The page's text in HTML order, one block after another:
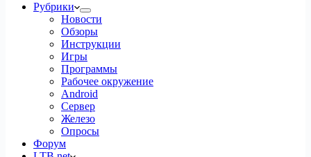
Рубрики
Новости
Обзоры
Инструкции
Игры
Программы
Рабочее окружение
Android
Сервер
Железо
Опросы
Форум